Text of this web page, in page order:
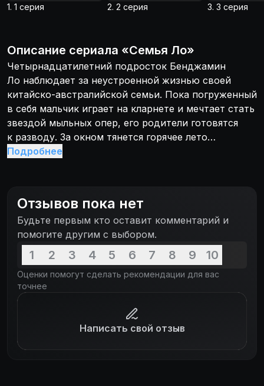
1. 1 серия 2. 2 серия 3. 3 серия
Описание сериала «Семья Ло»
Четырнадцатилетний подросток Бенджамин
Ло наблюдает за неустроенной жизнью своей
китайско-австралийской семьи. Пока погруженный
в себя мальчик играет на кларнете и мечтает стать
звездой мыльных опер, его родители готовятся
к разводу. За окном тянется горячее лето
Квинсленда, а Бенджамин всё глубже увязает
Подробнее
Отзывов пока нет
Будьте первым кто оставит комментарий и
помогите другим с выбором.
1 2 3 4 5 6 7 8 9 10
Оценки помогут сделать рекомендации для вас
точнее
Написать свой отзыв